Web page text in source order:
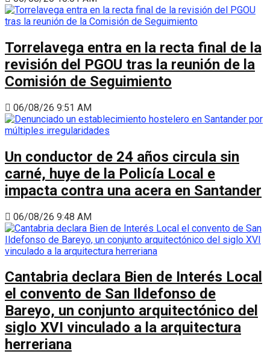
Torrelavega entra en la recta final de la
revisión del PGOU tras la reunión de la
Comisión de Seguimiento
06/08/26 9:51 AM
Un conductor de 24 años circula sin
carné, huye de la Policía Local e
impacta contra una acera en Santander
06/08/26 9:48 AM
Cantabria declara Bien de Interés Local
el convento de San Ildefonso de
Bareyo, un conjunto arquitectónico del
siglo XVI vinculado a la arquitectura
herreriana